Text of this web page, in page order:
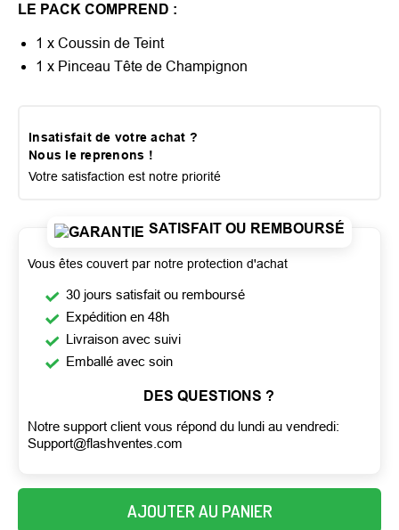
LE PACK COMPREND :
1 x Coussin de Teint
1 x Pinceau Tête de Champignon
Insatisfait de votre achat ?
Nous le reprenons !
Votre satisfaction est notre priorité
SATISFAIT OU REMBOURSÉ
Vous êtes couvert par notre protection d'achat
30 jours satisfait ou remboursé
Expédition en 48h
Livraison avec suivi
Emballé avec soin
DES QUESTIONS ?
Notre support client vous répond du lundi au vendredi:
Support@flashventes.com
AJOUTER AU PANIER